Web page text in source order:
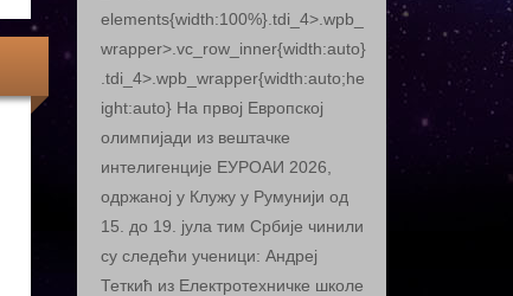
elements{width:100%}.tdi_4>.wpb_
wrapper>.vc_row_inner{width:auto}
.tdi_4>.wpb_wrapper{width:auto;he
ight:auto} На првој Европској
олимпијади из вештачке
интелигенције ЕУРОАИ 2026,
одржаној у Клужу у Румунији од
15. до 19. јула тим Србије чинили
су следећи ученици: Андреј
Теткић из Електротехничке школе